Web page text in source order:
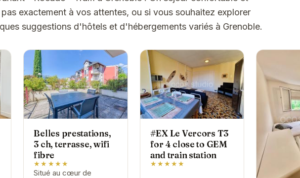
exactement à vos attentes, ou si vous souhaitez explorer
suggestions d'hôtels et d'hébergements variés à Grenoble.
Belles prestations,
3 ch, terrasse, wifi
fibre
★★★★★
Situé au cœur de
#EX Le Vercors T3
for 4 close to GEM
and train station
★★★★★